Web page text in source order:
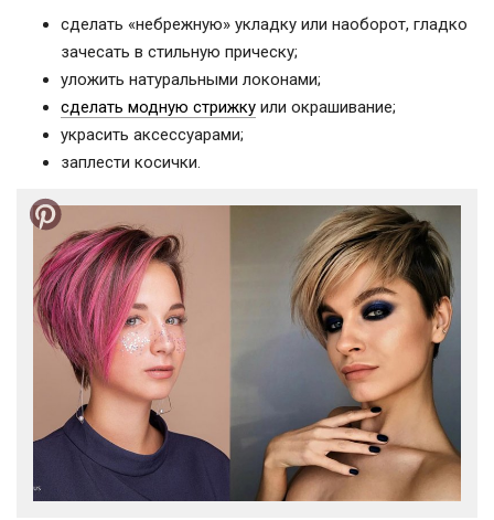
сделать «небрежную» укладку или наоборот, гладко
зачесать в стильную прическу;
уложить натуральными локонами;
сделать модную стрижку или окрашивание;
украсить аксессуарами;
заплести косички.